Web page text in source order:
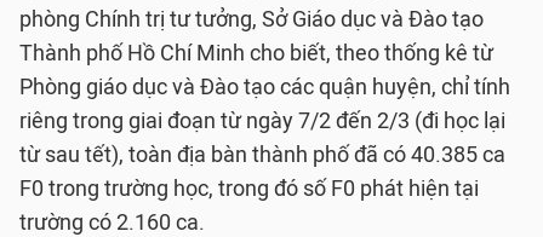
phòng Chính trị tư tưởng, Sở Giáo dục và Đào tạo
Thành phố Hồ Chí Minh cho biết, theo thống kê từ
Phòng giáo dục và Đào tạo các quận huyện, chỉ tính
riêng trong giai đoạn từ ngày 7/2 đến 2/3 (đi học lại
từ sau tết), toàn địa bàn thành phố đã có 40.385 ca
F0 trong trường học, trong đó số F0 phát hiện tại
trường có 2.160 ca.